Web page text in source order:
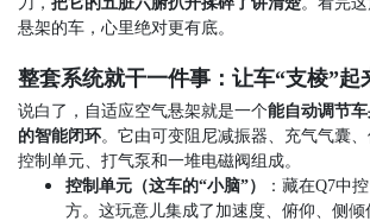
悬架的车，心里绝对更有底。
整套系统就干一件事：让车“支棱”起
说白了，自适应空气悬架就是一个能自动调节
的智能闭环。它由可变阻尼减振器、充气气囊
控制单元、打气泵和一堆电磁阀组成。
控制单元（这车的“小脑”） ：藏在Q7中
方。这玩意儿集成了加速度、俯仰、侧